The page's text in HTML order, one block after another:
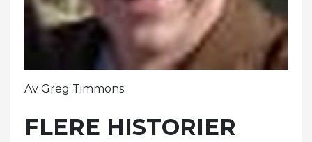
Av Greg Timmons
FLERE HISTORIER